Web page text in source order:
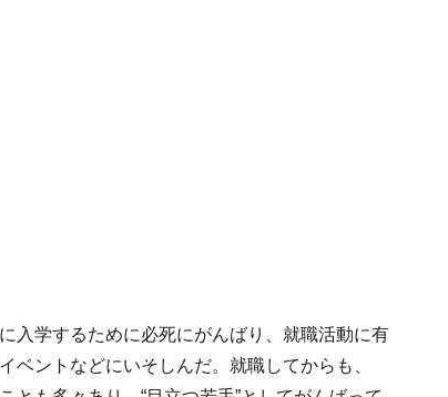
入学するために必死にがんばり、就職活動に有
ントなどにいそしんだ。就職してからも、